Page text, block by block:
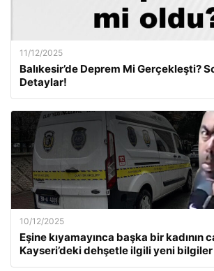
11/12/2025
Balıkesir’de Deprem Mi Gerçekleşti?
Detaylar!
10/12/2025
Eşine kıyamayınca başka bir kadının
Kayseri’deki dehşetle ilgili yeni bilgiler